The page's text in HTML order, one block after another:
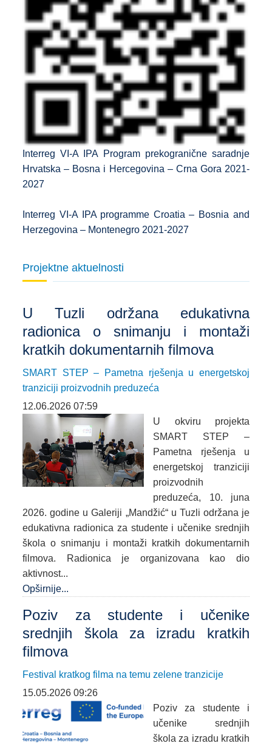
Interreg VI-A IPA Program prekogranične saradnje
Hrvatska – Bosna i Hercegovina – Crna Gora 2021-
2027
Interreg VI-A IPA programme Croatia – Bosnia and
Herzegovina – Montenegro 2021-2027
Projektne aktuelnosti
U Tuzli održana edukativna
radionica o snimanju i montaži
kratkih dokumentarnih filmova
SMART STEP – Pametna rješenja u energetskoj
tranziciji proizvodnih preduzeća
12.06.2026 07:59
U okviru projekta
SMART STEP –
Pametna rješenja u
energetskoj tranziciji
proizvodnih
preduzeća, 10. juna
2026. godine u Galeriji „Mandžić“ u Tuzli održana je
edukativna radionica za studente i učenike srednjih
škola o snimanju i montaži kratkih dokumentarnih
filmova. Radionica je organizovana kao dio
aktivnost...
Opširnije...
Poziv za studente i učenike
srednjih škola za izradu kratkih
filmova
Festival kratkog filma na temu zelene tranzicije
15.05.2026 09:26
Poziv za studente i
učenike srednjih
škola za izradu kratkih